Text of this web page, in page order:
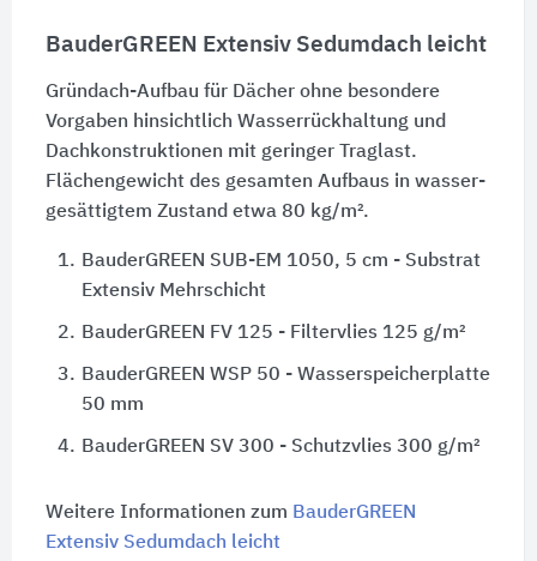
BauderGREEN Extensiv Sedumdach leicht
Gründach-Aufbau für Dächer ohne besondere
Vorgaben hinsichtlich Wasser­rückhaltung und
Dach­kon­struktionen mit geringer Traglast.
Flächengewicht des gesamten Aufbaus in wasser­
gesättigtem Zustand etwa 80 kg/m².
1. BauderGREEN SUB-EM 1050, 5 cm - Substrat
Extensiv Mehrschicht
2. BauderGREEN FV 125 - Filtervlies 125 g/m²
3. BauderGREEN WSP 50 - Wasserspeicherplatte
50 mm
4. BauderGREEN SV 300 - Schutzvlies 300 g/m²
Weitere Informationen zum BauderGREEN
Extensiv Sedumdach leicht